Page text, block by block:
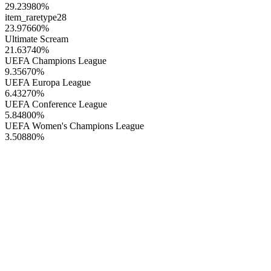
29.23980%
item_raretype28
23.97660%
Ultimate Scream
21.63740%
UEFA Champions League
9.35670%
UEFA Europa League
6.43270%
UEFA Conference League
5.84800%
UEFA Women's Champions League
3.50880%